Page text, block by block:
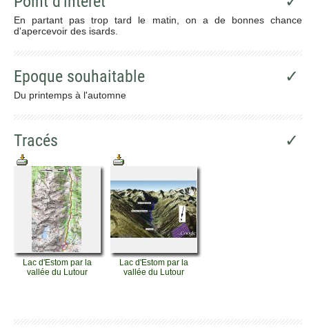
En partant pas trop tard le matin, on a de bonnes chance
d'apercevoir des isards.
Epoque souhaitable ✓
Du printemps à l'automne
Tracés ✓
Lac d'Estom par la
vallée du Lutour
Lac d'Estom par la
vallée du Lutour